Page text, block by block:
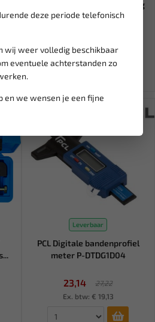
deze periode telefonisch
wij weer volledig beschikbaar
eventuele achterstanden zo
en we wensen je een fijne
FORCE Kniesleutelset 3-delig
T5033
Ex. btw: € 72,21
Leverbaar
PCL Digitale bandenprofiel
meter P-DTDG1D04
23,14
27,22
Ex. btw: € 19,13